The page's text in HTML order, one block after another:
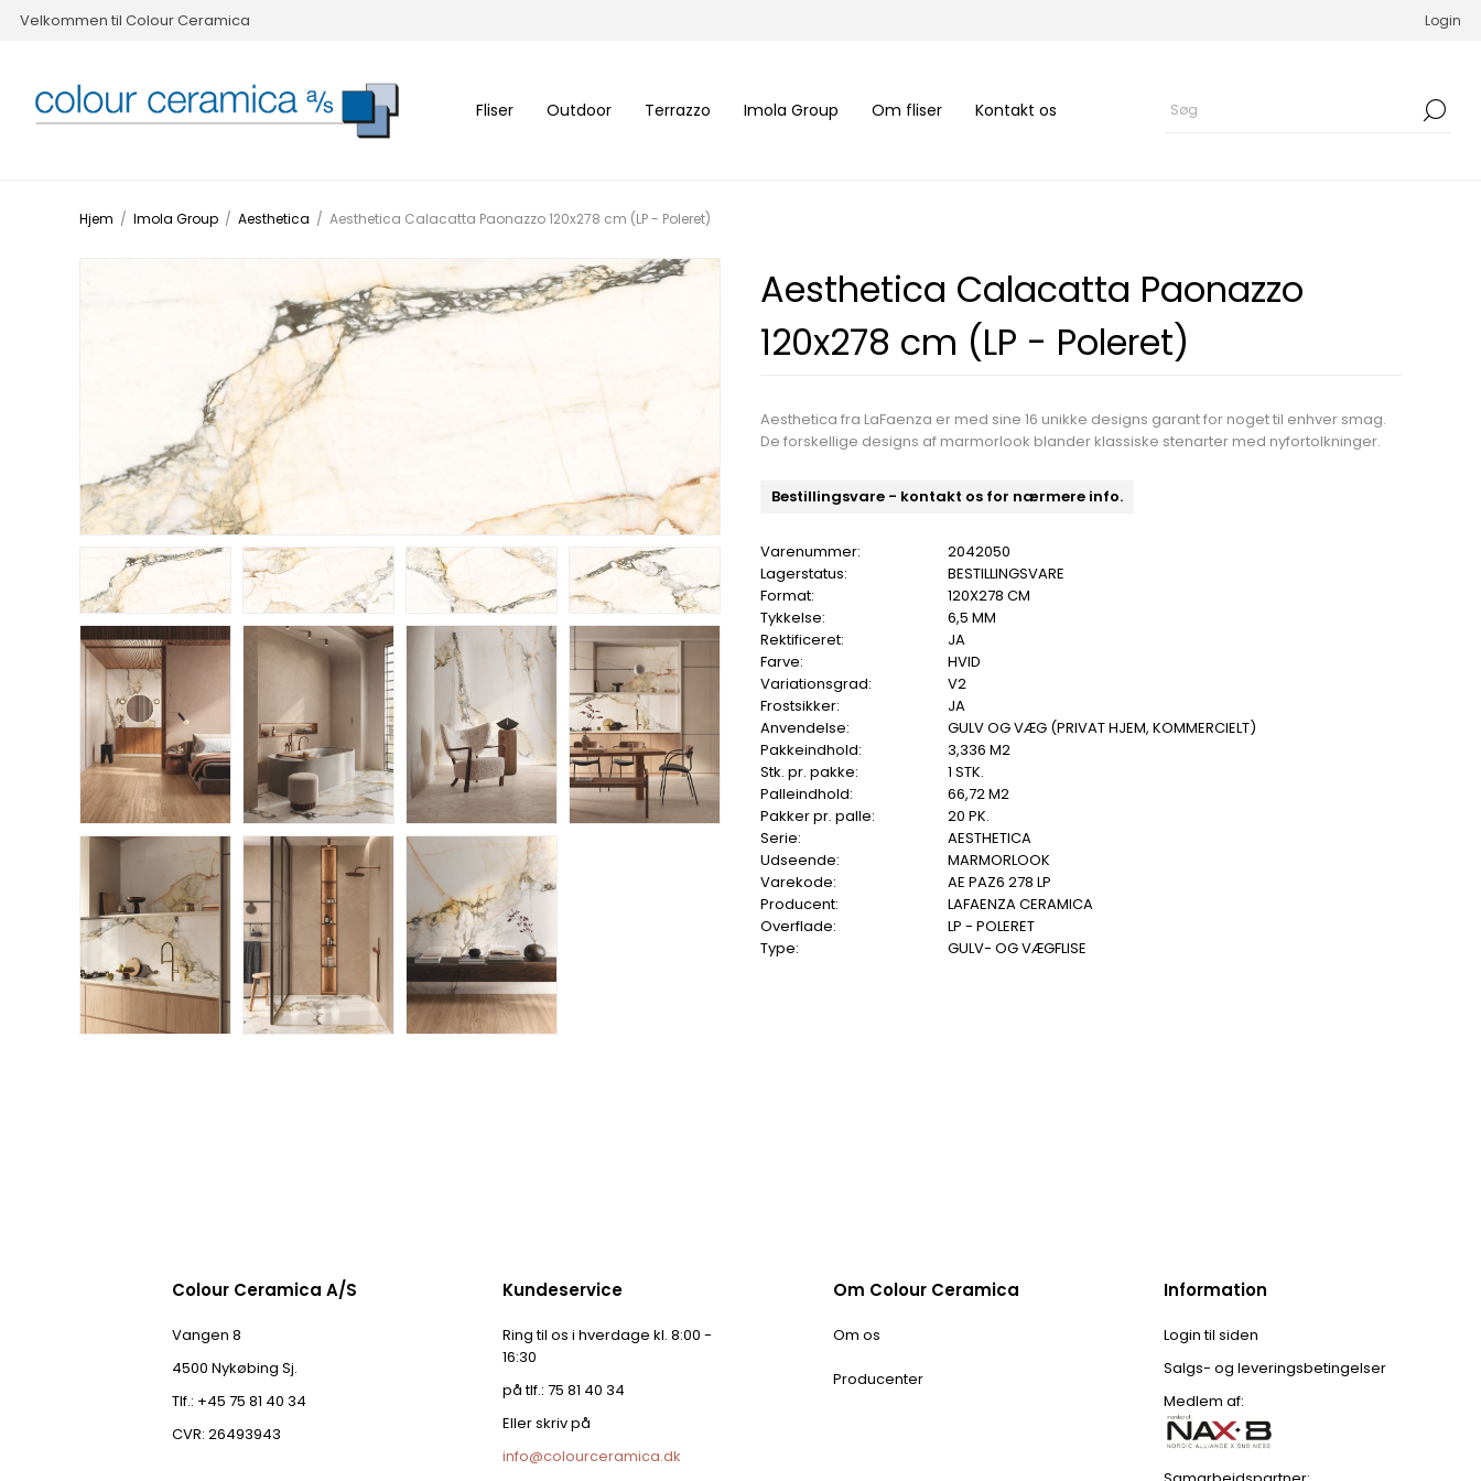
Velkommen til Colour Ceramica Login
Fliser Outdoor Terrazzo Imola Group Om fliser Kontakt os
Hjem / Imola Group / Aesthetica / Aesthetica Calacatta Paonazzo 120x278 cm (LP - Poleret)
Aesthetica Calacatta Paonazzo
120x278 cm (LP - Poleret)
Aesthetica fra LaFaenza er med sine 16 unikke designs garant for noget til enhver smag.
De forskellige designs af marmorlook blander klassiske stenarter med nyfortolkninger.
Bestillingsvare - kontakt os for nærmere info.
Varenummer:
2042050
Lagerstatus:
BESTILLINGSVARE
Format:
120X278 CM
Tykkelse:
6,5 MM
Rektificeret:
JA
Farve:
HVID
Variationsgrad:
V2
Frostsikker:
JA
Anvendelse:
GULV OG VÆG (PRIVAT HJEM, KOMMERCIELT)
Pakkeindhold:
3,336 M2
Stk. pr. pakke:
1 STK.
Palleindhold:
66,72 M2
Pakker pr. palle:
20 PK.
Serie:
AESTHETICA
Udseende:
MARMORLOOK
Varekode:
AE PAZ6 278 LP
Producent:
LAFAENZA CERAMICA
Overflade:
LP - POLERET
Type:
GULV- OG VÆGFLISE
Colour Ceramica A/S
Vangen 8
4500 Nykøbing Sj.
Tlf.: +45 75 81 40 34
CVR: 26493943
Kundeservice
Ring til os i hverdage kl. 8:00 -
16:30
på tlf.: 75 81 40 34
Eller skriv på
info@colourceramica.dk
Om Colour Ceramica
Om os
Producenter
Information
Login til siden
Salgs- og leveringsbetingelser
Medlem af: